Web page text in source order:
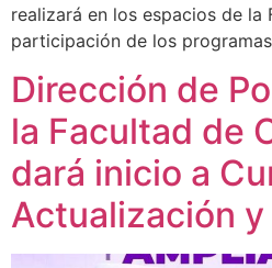
realizará en los espacios de
participación de los
Dirección de
la Facultad de
dará inicio a
Actualización